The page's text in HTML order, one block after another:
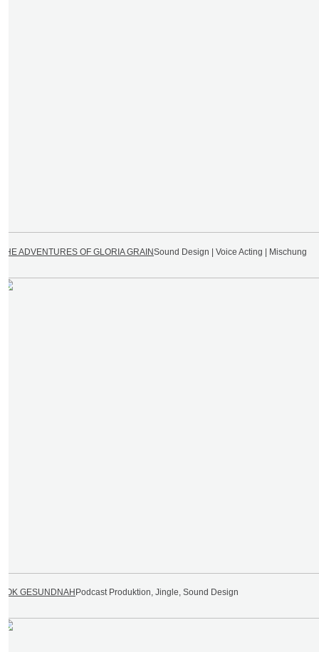
THE ADVENTURES OF GLORIA GRAINSound Design | Voice Acting | Mischung
AOK GESUNDNAH Podcast Produktion, Jingle, Sound Design